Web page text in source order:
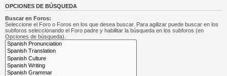
OPCIONES DE BÚSQUEDA
Buscar en Foros:
Seleccione el Foro o Foros en los que desea buscar. Para agilizar puede buscar en los
subforos seleccionando el Foro padre y habilitar la búsqueda en los subforos (en
Opciones de búsqueda).